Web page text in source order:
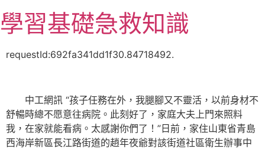
至
主
學習基礎急救知識
requestId:692fa341dd1f30.84718492.
中工網訊 “孩子任務在外，我腿腳又不靈活，以前身材不
舒暢時總不愿意往病院。此刻好了，家庭大夫上門來照料
我，在家就能看病。太感謝你們了！”日前，家住山東省青島
西海岸新區長江路街道的趙年夜爺對該街道社區衛生辦事中